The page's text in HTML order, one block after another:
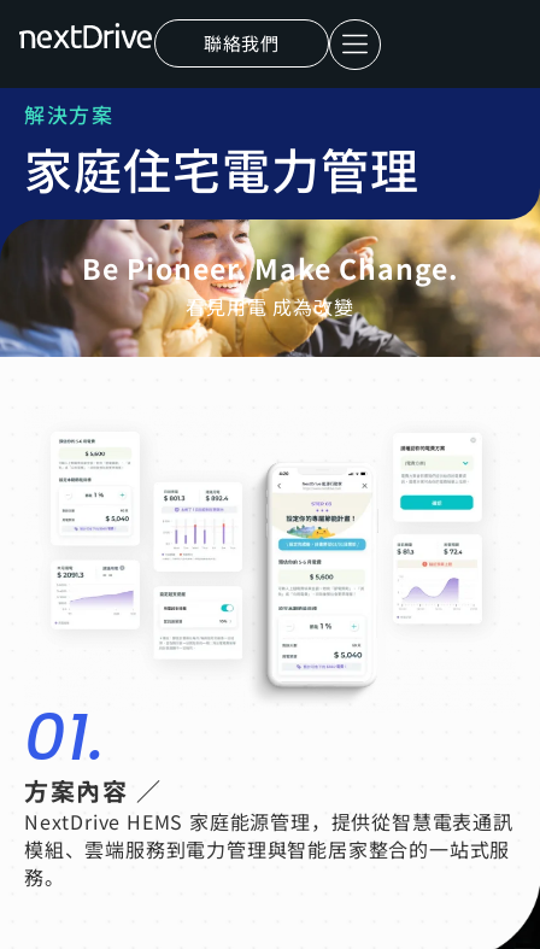
聯絡我們
解決方案
家庭住宅電力管理
Be Pioneer. Make Change.
看見用電 成為改變
01.
方案內容 ／
NextDrive HEMS 家庭能源管理，提供從智慧電表通訊
模組、雲端服務到電力管理與智能居家整合的一站式服
務。